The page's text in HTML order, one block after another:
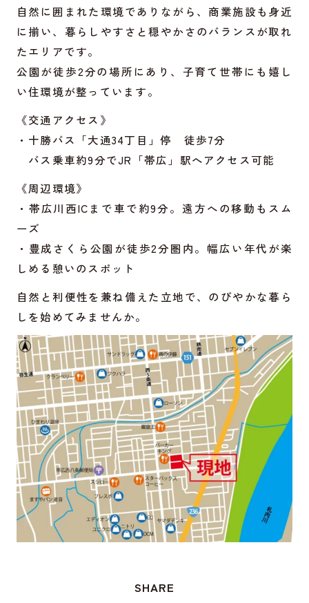
自然に囲まれた環境でありながら、商業施設も身近
に揃い、暮らしやすさと穏やかさのバランスが取れ
たエリアです。
公園が徒歩2分の場所にあり、子育て世帯にも嬉し
い住環境が整っています。
《交通アクセス》
・十勝バス「大通34丁目」停 徒歩7分
バス乗車約9分でJR「帯広」駅へアクセス可能
《周辺環境》
・帯広川西ICまで車で約9分。遠方への移動もスム
ーズ
・豊成さくら公園が徒歩2分圏内。幅広い年代が楽
しめる憩いのスポット
自然と利便性を兼ね備えた立地で、のびやかな暮ら
しを始めてみませんか。
SHARE